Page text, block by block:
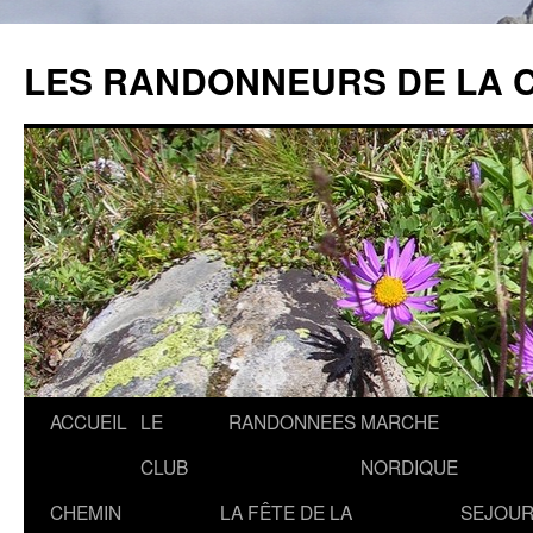
contenu
LES RANDONNEURS DE LA
ACCUEIL LE
CLUB
RANDONNEES MARCHE
NORDIQUE
CHEMIN
LA FÊTE DE LA